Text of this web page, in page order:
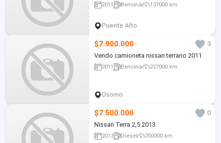
2011 Bencina 137000 km
Puente Alto
$7.900.000
3
Vendo camioneta nissan terrano 2011
2011 Bencina 227000 km
Osorno
$7.500.000
0
Nissan Terra 2,5 2013
2013 Diesel 350000 km